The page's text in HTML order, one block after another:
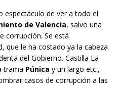
espectáculo de ver a todo el
de Valencia, salvo una
corrupción. Se está
que le ha costado ya la cabeza
del Gobierno. Castilla La
trama Púnica y un largo etc.,
casos de corrupción a las